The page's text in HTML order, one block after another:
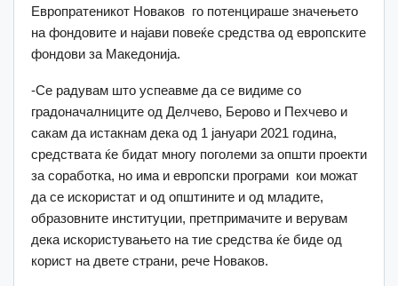
Европратеникот Новаков го потенцираше значењето
на фондовите и најави повеќе средства од европските
фондови за Македонија.
-Се радувам што успеавме да се видиме со
градоначалниците од Делчево, Берово и Пехчево и
сакам да истакнам дека од 1 јануари 2021 година,
средствата ќе бидат многу поголеми за општи проекти
за соработка, но има и европски програми кои можат
да се искористат и од општините и од младите,
образовните институции, претпримачите и верувам
дека искористувањето на тие средства ќе биде од
корист на двете страни, рече Новаков.